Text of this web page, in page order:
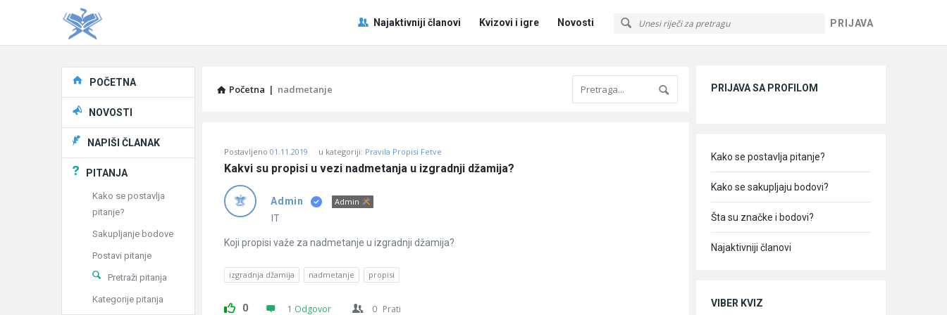
PRIJAVA
Pitaj
Učene
Najaktivniji članovi Kvizovi i igre Novosti
Početna | nadmetanje
Učene
Latest
Pitanja
Postavljeno 01.11.2019 u kategoriji: Pravila Propisi Fetve
Kakvi su propisi u vezi nadmetanja u izgradnji džamija?
Admin Admin
IT
Koji propisi važe za nadmetanje u izgradnji džamija?
izgradnja džamija nadmetanje propisi
0 1 Odgovor 0 Prati
PRIJAVA SA PROFILOM
Kako se postavlja pitanje?
Kako se sakupljaju bodovi?
Šta su značke i bodovi?
Najaktivniji članovi
VIBER KVIZ
Explore
POČETNA
NOVOSTI
NAPIŠI ČLANAK
PITANJA
Kako se postavlja
pitanje?
Sakupljanje bodove
Postavi pitanje
Pretraži pitanja
Kategorije pitanja